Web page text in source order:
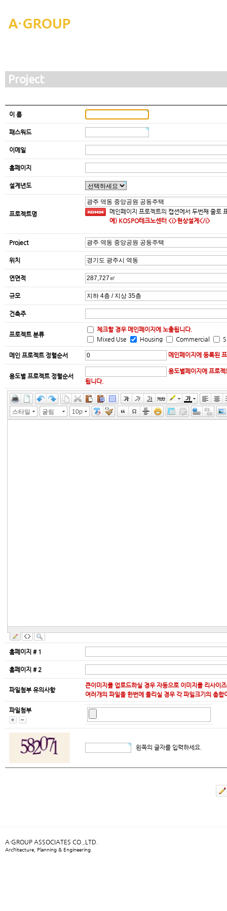
Project
이 름
패스워드
이메일
홈페이지
설계년도
프로젝트명
메인페이지 프로젝트의 캡션에서 두번째 줄로
예) KOSPO테크노센터 <i>현상설계</i>
Project
위치
연면적
규모
건축주
프로젝트 분류
체크할 경우 메인페이지에 노출됩니다.
Mixed Use
Housing Commercial
메인 프로젝트 정렬순서 메인페이지에 등록된
용도별 프로젝트 정렬순서
용도별페이지에 프로
됩니다.
스타일 굴림 10pt
홈페이지 # 1
홈페이지 # 2
파일첨부 유의사항
큰이미지를 업로드하실 경우 자동으로 이미지를 리사이
여러개의 파일을 한번에 올리실 경우 각 파일크기의 총
파일첨부
왼쪽의 글자를 입력하세요.
A·GROUP ASSOCIATES CO.,LTD.
Architecture, Planning & Engineering